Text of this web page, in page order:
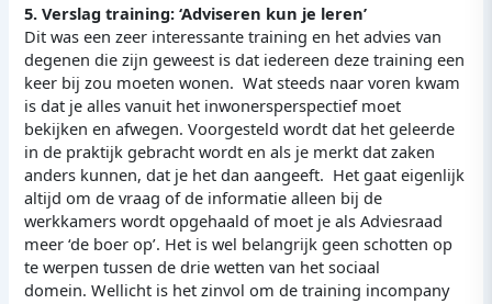
5. Verslag training: ‘Adviseren kun je leren’
Dit was een zeer interessante training en het advies van
degenen die zijn geweest is dat iedereen deze training een
keer bij zou moeten wonen. Wat steeds naar voren kwam
is dat je alles vanuit het inwonersperspectief moet
bekijken en afwegen. Voorgesteld wordt dat het geleerde
in de praktijk gebracht wordt en als je merkt dat zaken
anders kunnen, dat je het dan aangeeft. Het gaat eigenlijk
altijd om de vraag of de informatie alleen bij de
werkkamers wordt opgehaald of moet je als Adviesraad
meer ‘de boer op’. Het is wel belangrijk geen schotten op
te werpen tussen de drie wetten van het sociaal
domein. Wellicht is het zinvol om de training incompany